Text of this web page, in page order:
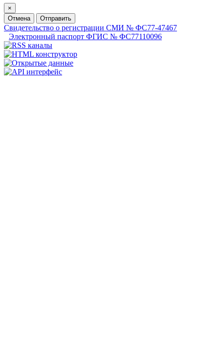
×
Отмена
Отправить
Свидетельство о регистрации СМИ № ФС77-47467
Электронный паспорт ФГИС № ФС77110096